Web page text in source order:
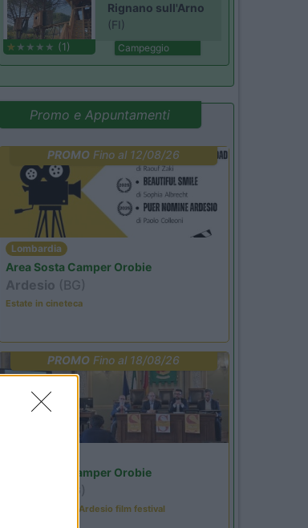
(1)
Rignano sull'Arno
(FI)
Campeggio
Promo e Appuntamenti
PROMO Fino al 12/08/26
Lombardia
Area Sosta Camper Orobie
Ardesio (BG)
Estate in cineteca
PROMO Fino al 18/08/26
Area Sosta Camper Orobie
(BG)
Sacrae Scenae - Ardesio film festival